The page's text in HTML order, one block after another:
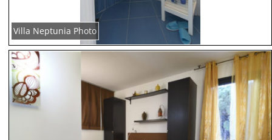
Villa Neptunia Photo